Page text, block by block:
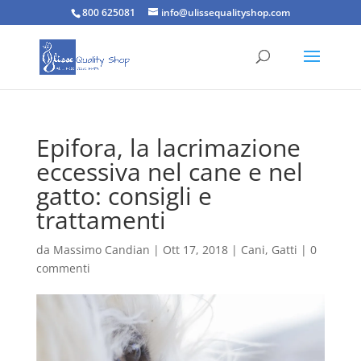
800 625081 info@ulissequalityshop.com
Epifora, la lacrimazione
eccessiva nel cane e nel
gatto: consigli e
trattamenti
da Massimo Candian | Ott 17, 2018| Cani, Gatti | 0
commenti